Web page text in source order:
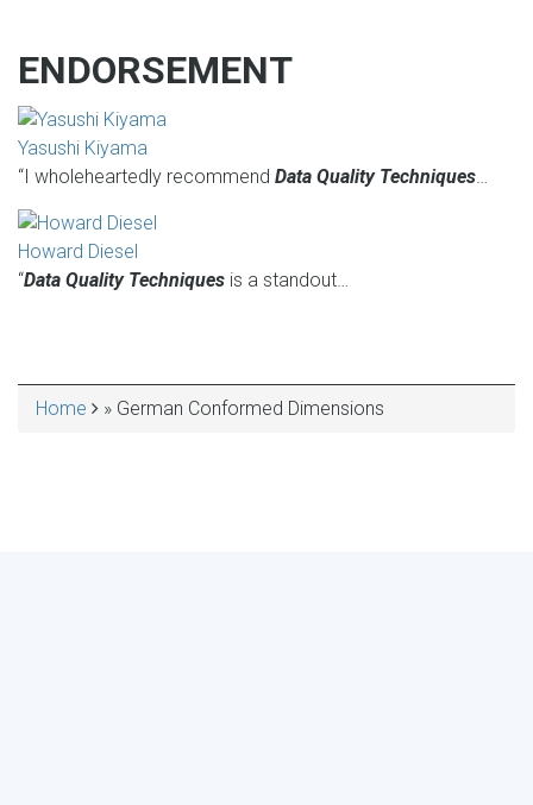
ENDORSEMENT
Yasushi Kiyama
“I wholeheartedly recommend Data Quality Techniques
Howard Diesel
“Data Quality Techniques is a standout…
Home German Conformed Dimensions